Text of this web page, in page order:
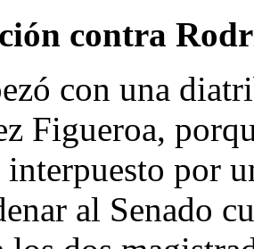
contra
con una
Figueroa,
interpuesto por
al Senado